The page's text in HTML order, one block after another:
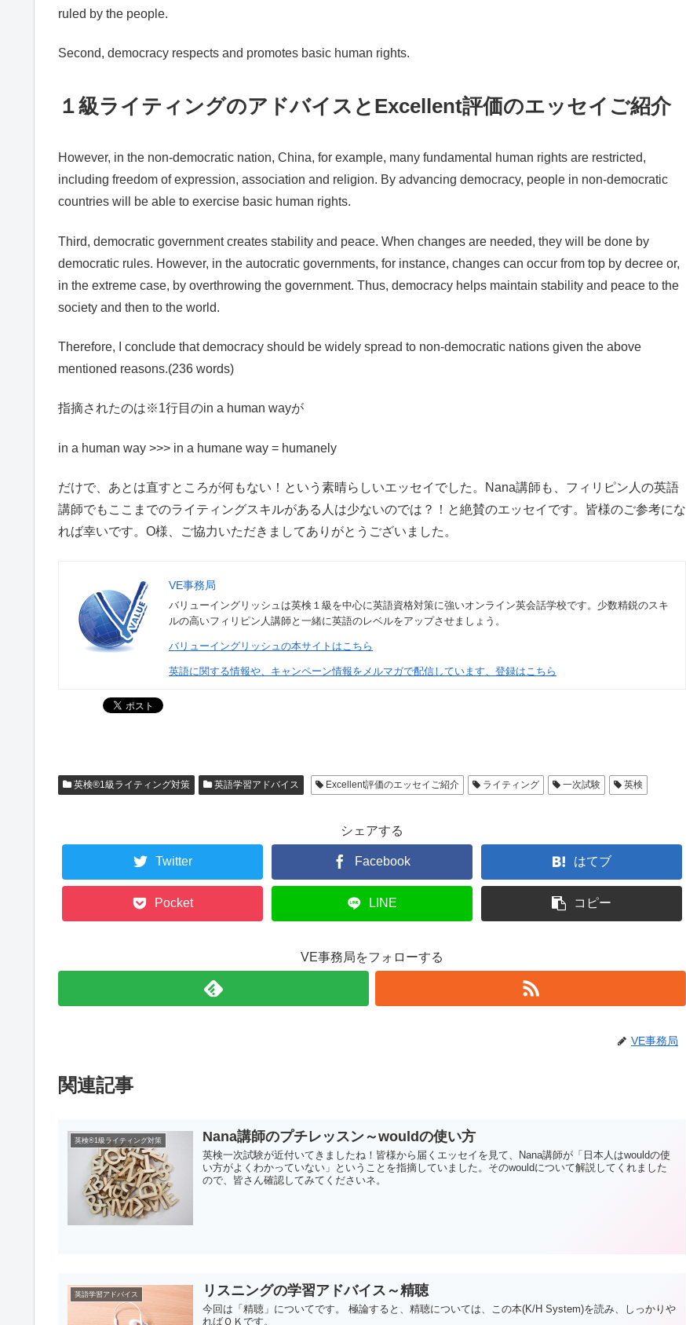
ruled by the people.
Second, democracy respects and promotes basic human rights.
１級ライティングのアドバイスとExcellent評価のエッセイご紹介
However, in the non-democratic nation, China, for example, many fundamental human rights are restricted,
including freedom of expression, association and religion. By advancing democracy, people in non-democratic
countries will be able to exercise basic human rights.
Third, democratic government creates stability and peace. When changes are needed, they will be done by
democratic rules. However, in the autocratic governments, for instance, changes can occur from top by decree or,
in the extreme case, by overthrowing the government. Thus, democracy helps maintain stability and peace to the
society and then to the world.
Therefore, I conclude that democracy should be widely spread to non-democratic nations given the above
mentioned reasons.(236 words)
指摘されたのは※1行目のin a human wayが
in a human way >>> in a humane way = humanely
だけで、あとは直すところが何もない！という素晴らしいエッセイでした。Nana講師も、フィリピン人の英語
講師でもここまでのライティングスキルがある人は少ないのでは？！と絶賛のエッセイです。皆様のご参考にな
れば幸いです。O様、ご協力いただきましてありがとうございました。
VE事務局
バリューイングリッシュは英検１級を中心に英語資格対策に強いオンライン英会話学校です。少数精鋭のスキ
ルの高いフィリピン人講師と一緒に英語のレベルをアップさせましょう。
バリューイングリッシュの本サイトはこちら
英語に関する情報や、キャンペーン情報をメルマガで配信しています、登録はこちら
英検®1級ライティング対策 英語学習アドバイス Excellent評価のエッセイご紹介 ライティング 一次試験 英検
シェアする
Twitter Facebook はてブ
Pocket LINE コピー
VE事務局をフォローする
VE事務局
関連記事
英検®1級ライティング対策 Nana講師のプチレッスン～wouldの使い方
英検一次試験が近付いてきましたね！皆様から届くエッセイを見て、Nana講師が「日本人はwouldの使
い方がよくわかっていない」ということを指摘していました。そのwouldについて解説してくれました
ので、皆さん確認してみてくださいネ。
英語学習アドバイス リスニングの学習アドバイス～精聴
今回は「精聴」についてです。 極論すると、精聴については、この本(K/H System)を読み、しっかりや
ればＯＫです。